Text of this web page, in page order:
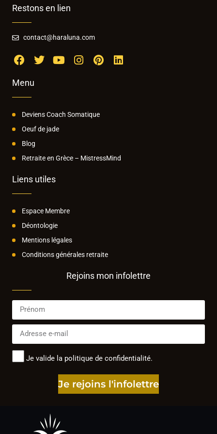
Restons en lien
contact@haraluna.com
Menu
Deviens Coach Somatique
Oeuf de jade
Blog
Retraite en Grèce – MistressMind
Liens utiles
Espace Membre
Déontologie
Mentions légales
Conditions générales retraite
Rejoins mon infolettre
Je valide la politique de confidentialité.
Je rejoins l'infolettre